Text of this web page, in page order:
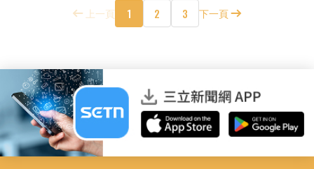
上一頁 1 2 3 下一頁